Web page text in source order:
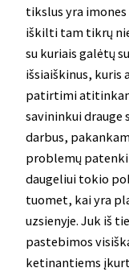
tikslus yra
iškilti tam tikrų
su kuriais galėtų
išsiaiškinus, kuris
patirtimi
savininkui drauge
darbus,
problemų
daugeliui tokio
tuomet, kai yra
uzsienyje. Juk iš
pastebimos
ketinantiems